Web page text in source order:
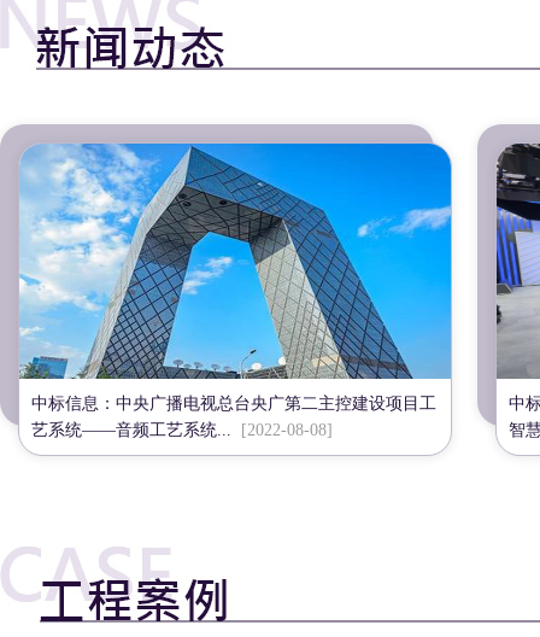
中标信息：中央广播电视总台央广第二主控建设项目工
艺系统——音频工艺系统...
[2022-08-08]
中
智